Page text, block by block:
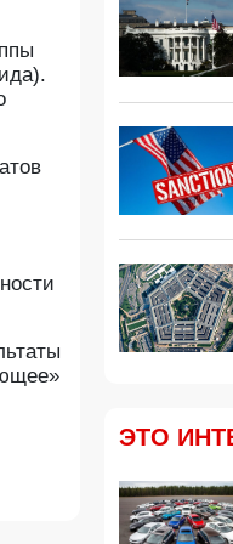
11:32,
В ФИФА
Инфантино
СМИ:
долларов
11:28,
Миру грозит
11:24,
Анна
"черной
11:22,
Президент
Премьер-
время мы
реализации
ЭТО